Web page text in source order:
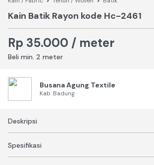
Kain Batik Rayon kode Hc-2461
Rp 35.000 / meter
Beli min. 2 meter
Busana Agung Textile
Kab. Badung
Deskripsi
Spesifikasi